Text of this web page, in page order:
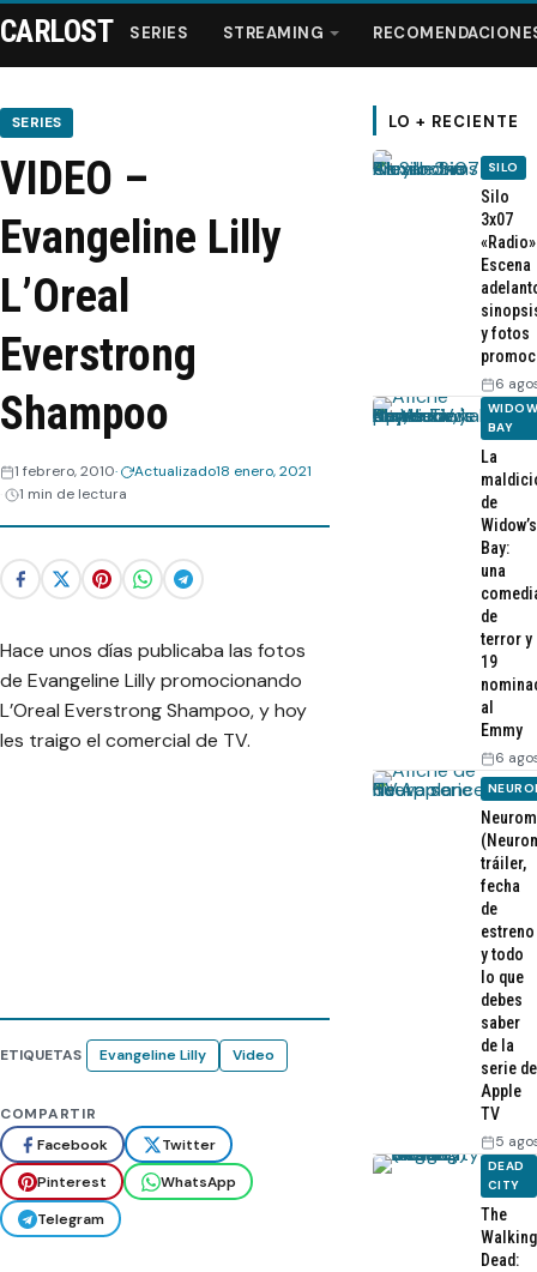
Series
Streaming
Recomendaciones
Webisodios
CARLOST SERIES STREAMING
SERIES
VIDEO –
Evangeline Lilly
L’Oreal
Everstrong
Shampoo
1 febrero, 2010 Actualizado18 enero, 2021
1 min de lectura
Hace unos días publicaba las fotos
de Evangeline Lilly promocionando
L’Oreal Everstrong Shampoo, y hoy
les traigo el comercial de TV.
ETIQUETAS Evangeline Lilly Video
COMPARTIR
Facebook
Twitter
Pinterest
WhatsApp
Telegram
LO + RECIENTE
SILO
Silo
3x07
Escena
y fotos
6
BAY
La
de
Widow’s
Bay:
una
de
terror y
19
al
Emmy
6
tráiler,
fecha
de
estreno
y todo
lo que
debes
saber
de la
serie de
Apple
TV
5
DEAD
CITY
The
Walking
Dead: